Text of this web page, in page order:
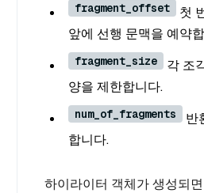
fragment_offset
첫
앞에 선행 문맥을 예약
fragment_size
각 조
양을 제한합니다.
num_of_fragments
반
합니다.
하이라이터 객체가 생성되